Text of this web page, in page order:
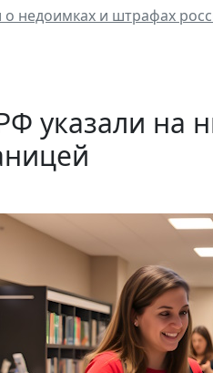
недоимках и штрафах
указали